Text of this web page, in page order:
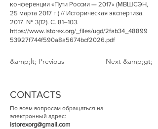
конференции «Пути России — 2017» (МВШСЭН,
25 марта 2017 г.) // Историческая экспертиза.
2017. № 3(12). С. 81–103.
https://www.istorex.org/_files/ugd/2fab34_48899
53927f744f590a8a5674bcf2026.pdf
&amp;lt; Previous Next &amp;gt;
CONTACTS
По всем вопросам обращаться на
электронный адрес:
istorexorg@gmail.com